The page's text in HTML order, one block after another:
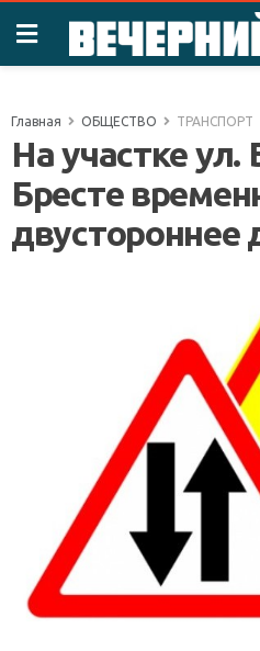
Главная ОБЩЕСТВО ТРАНСПОРТ
На участке ул.
Бресте
двустороннее